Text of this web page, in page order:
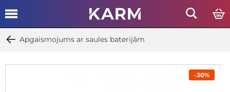
Apgaismojums ar saules baterijām
-30%